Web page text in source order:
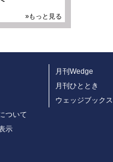
»もっと見る
ついて
示
月刊Wedge
月刊ひととき
ウェッジブックス